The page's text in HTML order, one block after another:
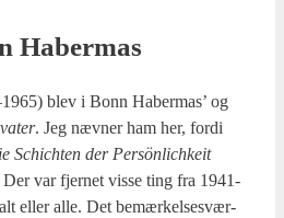
Haber­mas
blev i Bonn Haber­mas’ og
. Jeg næv­ner ham her, for­di
Schi­ch­ten der Per­sön­li­chkeit
var fjer­net vis­se ting fra 1941-
eller alle. Det bemær­kel­ses­vær­